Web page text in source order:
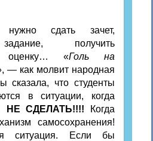
нужно сдать зачет,
получить
оценку… «Голь на
— как молвит народная
сказала, что студенты
в ситуации, когда
НЕ СДЕЛАТЬ!!!! Когда
самосохранения!
ситуация. Если бы